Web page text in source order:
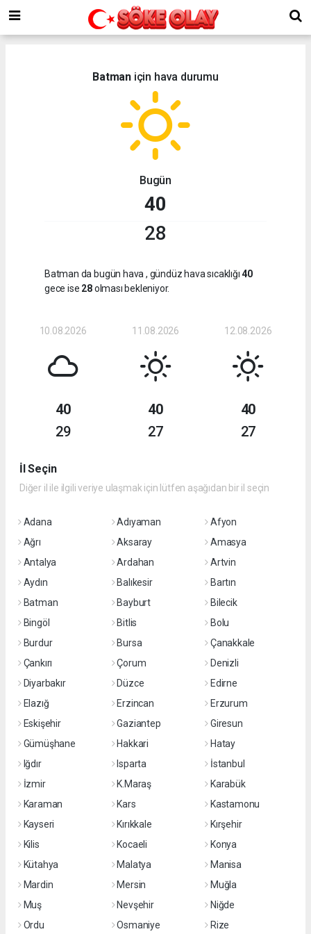
Batman için hava durumu
Bugün
40
28
Batman da bugün hava , gündüz hava sıcaklığı40
gece ise 28olması bekleniyor.
10.08.2026
40
29
11.08.2026
40
27
12.08.2026
40
27
İl Seçin
Diğer il ile ilgili veriye ulaşmak için lütfen aşağıdan bir il seçin
Adana Adıyaman
Afyon
Ağrı
Aksaray
Amasya
Antalya
Ardahan
Artvin
Aydın
Balıkesir
Bartın
Batman
Bayburt
Bilecik
Bingöl
Bitlis
Bolu
Burdur
Bursa
Çanakkale
Çankırı
Çorum
Denizli
Diyarbakır
Düzce
Edirne
Elazığ
Erzincan
Erzurum
Eskişehir
Gaziantep
Giresun
Gümüşhane
Hakkari
Hatay
Iğdır
Isparta
İstanbul
İzmir
K.Maraş
Karabük
Karaman
Kars
Kastamonu
Kayseri
Kırıkkale
Kırşehir
Kilis
Kocaeli
Konya
Kütahya
Malatya
Manisa
Mardin
Mersin
Muğla
Muş
Nevşehir
Niğde
Ordu
Osmaniye Rize